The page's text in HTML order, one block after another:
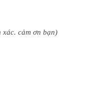
cảm ơn bạn)